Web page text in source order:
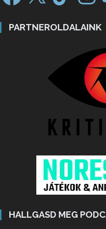
PARTNEROLDALAINK
HALLGASD MEG